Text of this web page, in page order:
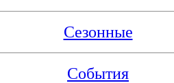
Сезонные
События